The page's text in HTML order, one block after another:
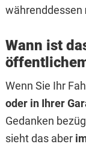
währenddessen
Wann ist
Wenn Sie Ihr
oder in Ihrer
Gedanken
sieht das aber